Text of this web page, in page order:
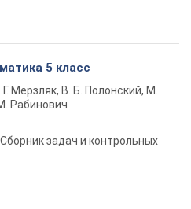
5 класс
Г. Мерзляк, В. Б. Полонский, М.
Рабинович
Сборник задач и контрольных